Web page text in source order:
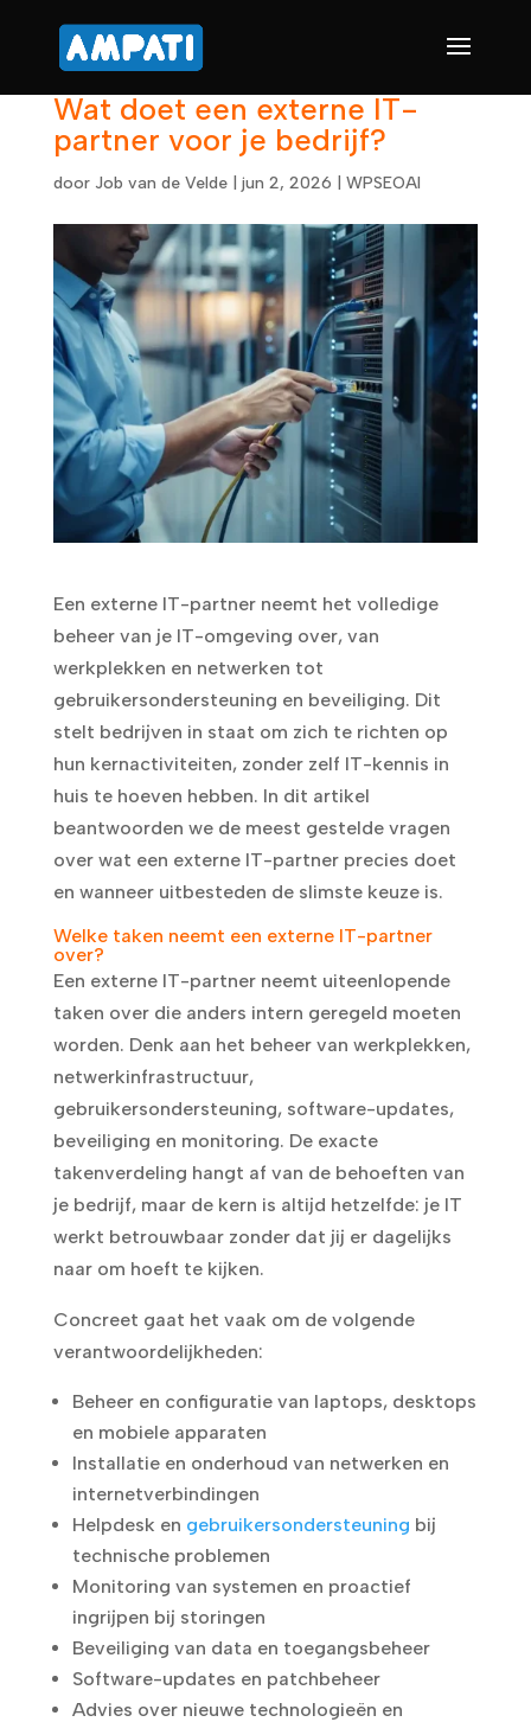
Wat doet een externe IT-
partner voor je bedrijf?
door Job van de Velde| jun 2, 2026 WPSEOAI
Een externe IT-partner neemt het volledige
beheer van je IT-omgeving over, van
werkplekken en netwerken tot
gebruikersondersteuning en beveiliging. Dit
stelt bedrijven in staat om zich te richten op
hun kernactiviteiten, zonder zelf IT-kennis in
huis te hoeven hebben. In dit artikel
beantwoorden we de meest gestelde vragen
over wat een externe IT-partner precies doet
en wanneer uitbesteden de slimste keuze is.
Welke taken neemt een externe IT-partner
over?
Een externe IT-partner neemt uiteenlopende
taken over die anders intern geregeld moeten
worden. Denk aan het beheer van werkplekken,
netwerkinfrastructuur,
gebruikersondersteuning, software-updates,
beveiliging en monitoring. De exacte
takenverdeling hangt af van de behoeften van
je bedrijf, maar de kern is altijd hetzelfde: je IT
werkt betrouwbaar zonder dat jij er dagelijks
naar om hoeft te kijken.
Concreet gaat het vaak om de volgende
verantwoordelijkheden:
Beheer en configuratie van laptops, desktops
en mobiele apparaten
Installatie en onderhoud van netwerken en
internetverbindingen
Helpdesk en gebruikersondersteuning bij
technische problemen
Monitoring van systemen en proactief
ingrijpen bij storingen
Beveiliging van data en toegangsbeheer
Software-updates en patchbeheer
Advies over nieuwe technologieën en